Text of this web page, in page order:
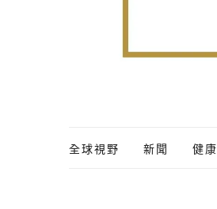
全球視野 新聞 健康